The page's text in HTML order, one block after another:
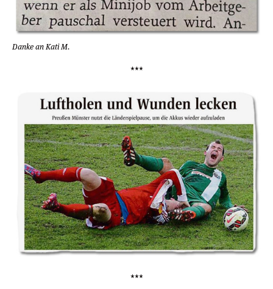
Danke an Kati M.
***
***